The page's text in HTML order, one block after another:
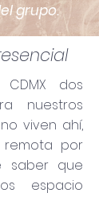
grupo.
dos
nuestros
viven ahí,
remota por
saber que
espacio